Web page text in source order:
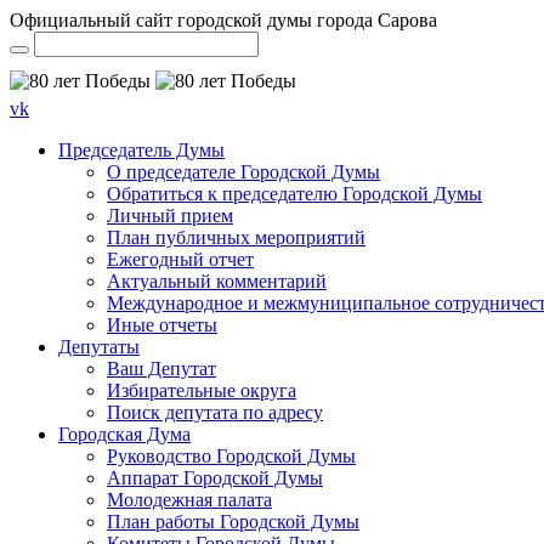
Официальный сайт городской думы города Сарова
vk
Председатель Думы
О председателе Городской Думы
Обратиться к председателю Городской Думы
Личный прием
План публичных мероприятий
Ежегодный отчет
Актуальный комментарий
Международное и межмуниципальное
Иные отчеты
Депутаты
Ваш Депутат
Избирательные округа
Поиск депутата по адресу
Городская Дума
Руководство Городской Думы
Аппарат Городской Думы
Молодежная палата
План работы Городской Думы